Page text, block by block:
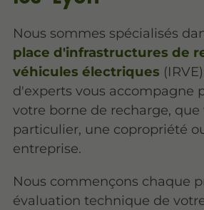
Nous sommes spécialisés
place d'infrastructures de
véhicules électriques
d'experts vous accompagne
votre borne de recharge, que
particulier, une copropriété
entreprise.
Nous commençons chaque
évaluation technique de